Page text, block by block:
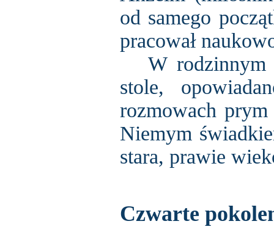
od samego
pracował
W rodzinnym
stole,
rozmowach prym
Niemym
stara, prawie
Czwarte